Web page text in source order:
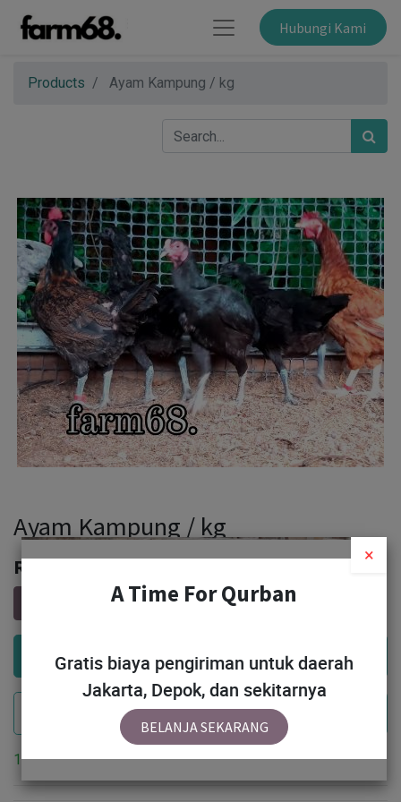
Hubungi Kami
Products Ayam Kampung / kg
Ayam Kampung / kg
Rp
Add to Cart
Buy Now
10 Units available
×
A Time For Qurban
Gratis biaya pengiriman untuk daerah
Jakarta, Depok, dan sekitarnya
BELANJA SEKARANG